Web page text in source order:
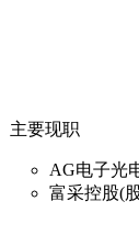
主要现职
AG电子光
富采控股(